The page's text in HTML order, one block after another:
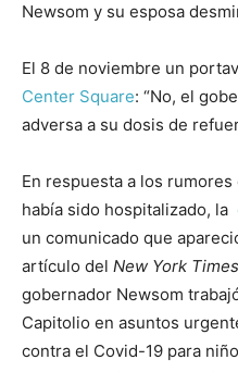
Newsom y su esposa
El 8 de noviembre un
Center Square: “No, el
adversa a su dosis de
En respuesta a los
había sido hospitalizado, la
un comunicado que
artículo del New York Times
gobernador Newsom
Capitolio en asuntos
contra el Covid-19 para